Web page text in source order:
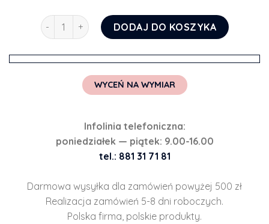
ilość Fototapeta most i żółte przęsła
DODAJ DO KOSZYKA
WYCEŃ NA WYMIAR
Infolinia telefoniczna:
poniedziałek — piątek: 9.00-16.00
tel.: 881 31 71 81
Darmowa wysyłka dla zamówień powyżej 500 zł
Realizacja zamówień 5-8 dni roboczych.
Polska firma, polskie produkty.